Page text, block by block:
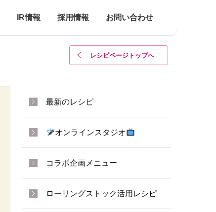
IR情報 採用情報 お問い合わせ
レシピページトップへ
最新のレシピ
オンラインスタジオ
コラボ企画メニュー
ローリングストック活用レシピ